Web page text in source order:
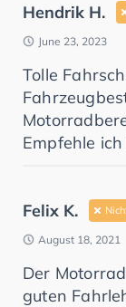
Hendrik H.
June 23, 2023
Tolle
Empfehle
Felix K.
August 18, 2021
Der
guten